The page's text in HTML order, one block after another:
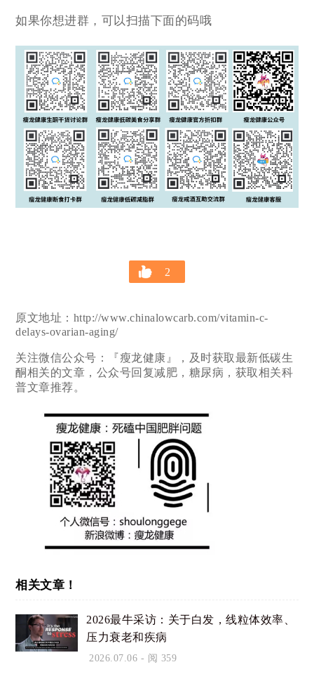
如果你想进群，可以扫描下面的码哦
2
原文地址：http://www.chinalowcarb.com/vitamin-c-
delays-ovarian-aging/
关注微信公众号：『瘦龙健康』，及时获取最新低碳生
酮相关的文章，公众号回复减肥，糖尿病，获取相关科
普文章推荐。
相关文章！
2026最牛采访：关于白发，线粒体效率、
压力衰老和疾病
2026.07.06 - 阅 359